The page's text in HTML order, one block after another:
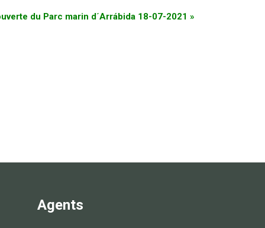
du Parc marin d´Arrábida 18-07-2021 »
Agents